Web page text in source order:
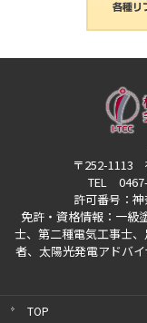
〒252-1113
TEL
許可番号：
免許・資格情報：一級
士、第二種電気工事士、
者、太陽光発電アドバイ
TOP